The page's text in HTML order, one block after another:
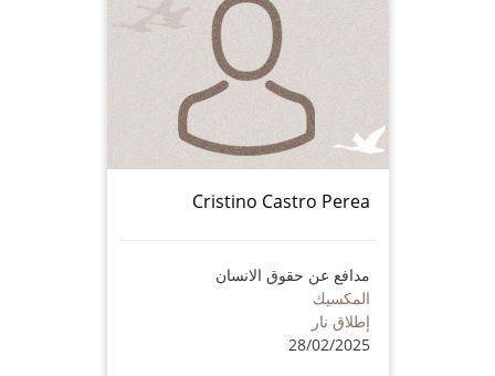
Cristino Castro Perea
مدافع عن حقوق الانسان
المكسيك
إطلاق نار
28/02/2025